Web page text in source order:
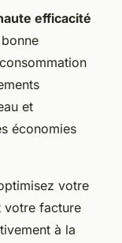
efficacité
et
économies
votre
votre facture
à la